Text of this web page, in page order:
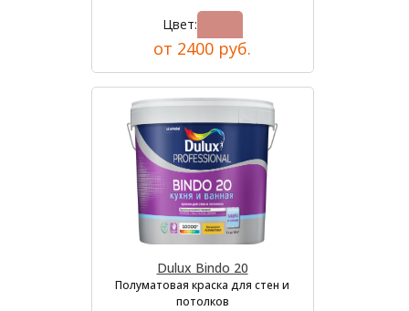
Цвет:
от 2400 руб.
Dulux Bindo 20
Полуматовая краска для стен и
потолков